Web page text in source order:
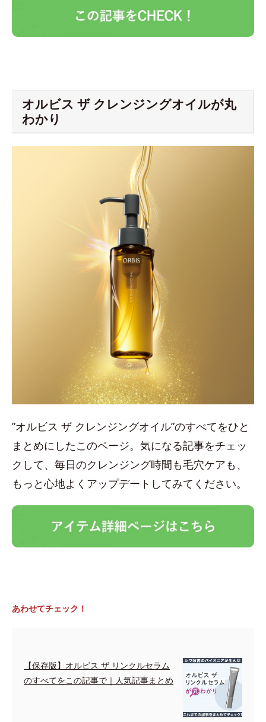
オルビス ザ クレンジングオイルが丸
わかり
”オルビス ザ クレンジングオイル”のすべてをひと
まとめにしたこのページ。気になる記事をチェッ
クして、毎日のクレンジング時間も毛穴ケアも、
もっと心地よくアップデートしてみてください。
あわせてチェック！
【保存版】オルビス ザ リンクルセラム
のすべてをこの記事で｜人気記事まとめ